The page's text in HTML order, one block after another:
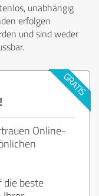
unabhängig
erfolgen
und sind weder
Online-
die beste